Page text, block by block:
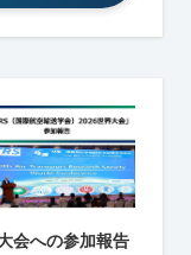
会への参加報告